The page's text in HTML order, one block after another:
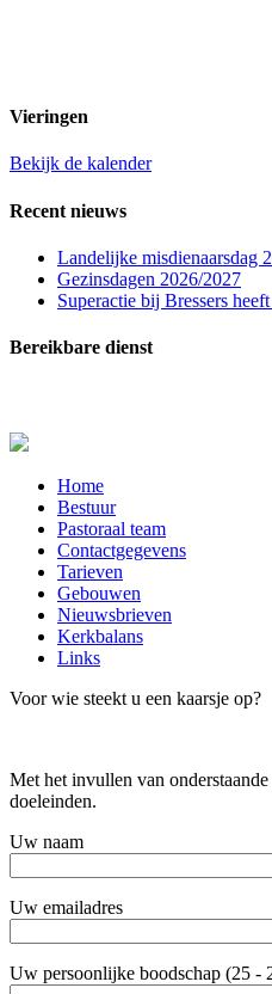
Vieringen
Bekijk de kalender
Recent nieuws
Landelijke misdienaarsdag
Gezinsdagen 2026/2027
Superactie bij Bressers
Bereikbare dienst
Close
Menu
Home
Bestuur
Pastoraal team
Contactgegevens
Tarieven
Gebouwen
Nieuwsbrieven
Kerkbalans
Links
Voor wie steekt u een kaarsje op?
Met het invullen van
doeleinden.
Uw naam
Uw emailadres
Uw persoonlijke boodschap (25 -